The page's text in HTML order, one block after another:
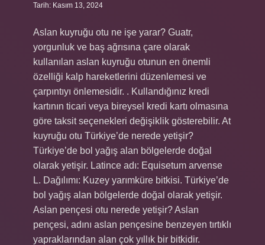
Tarih: Kasım 13, 2024
Aslan kuyruğu otu ne işe yarar? Guatr,
yorgunluk ve baş ağrısına çare olarak
kullanılan aslan kuyruğu otunun en önemli
özelliği kalp hareketlerini düzenlemesi ve
çarpıntıyı önlemesidir. . Kullandığınız kredi
kartının ticari veya bireysel kredi kartı olmasına
göre taksit seçenekleri değişiklik gösterebilir. At
kuyruğu otu Türkiye’de nerede yetişir?
Türkiye’de bol yağış alan bölgelerde doğal
olarak yetişir. Latince adı: Equisetum arvense
L. Dağılımı: Kuzey yarımküre bitkisi. Türkiye’de
bol yağış alan bölgelerde doğal olarak yetişir.
Aslan pençesi otu nerede yetişir? Aslan
pençesi, adını aslan pençesine benzeyen tırtıklı
yapraklarından alan çok yıllık bir bitkidir.